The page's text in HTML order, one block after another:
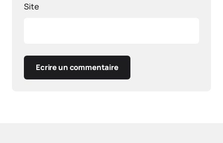
Site
Ecrire un commentaire